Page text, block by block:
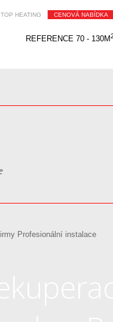
REFERENCE 70 - 130M
TOP HEATING CENOVÁ NABÍDKA
Profesionální instalace